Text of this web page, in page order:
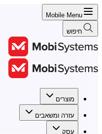
Mobile Menu
חיפוש
מוצרים
עזרה ומשאבים
עֵסֶק
מוצרים
עזרה ומשאבים
עֵסֶק